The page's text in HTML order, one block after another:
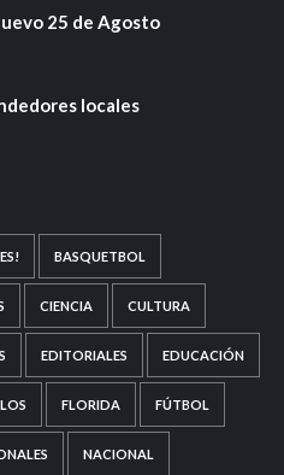
25 de Agosto
locales
BASQUETBOL
CIENCIA CULTURA
EDITORIALES EDUCACIÓN
FLORIDA FÚTBOL
NACIONAL